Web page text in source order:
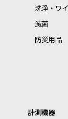
洗浄・ワ
滅菌
防災用品
計測機器